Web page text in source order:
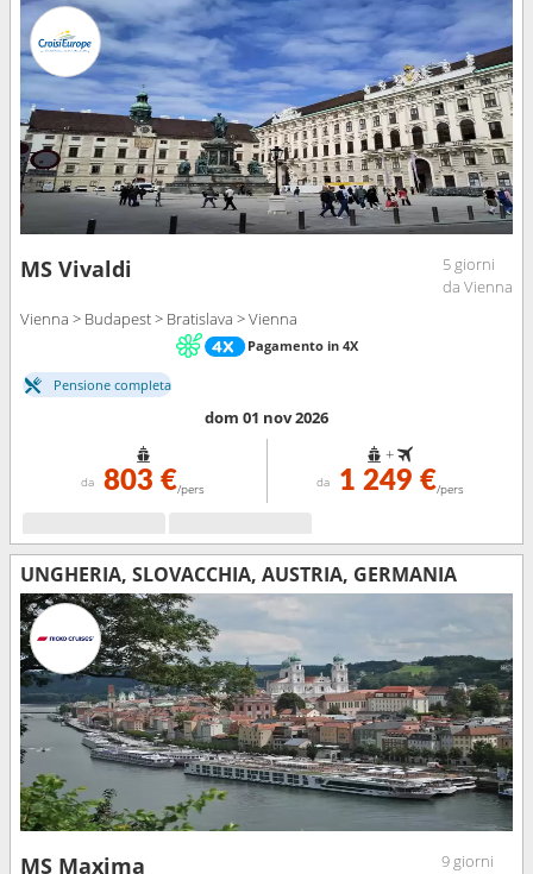
MS Vivaldi
5 giorni
da Vienna
Vienna > Budapest > Bratislava > Vienna
Pagamento in 4X
Pensione completa
dom 01 nov 2026
da 803 €/pers
+
da 1 249 €/pers
UNGHERIA, SLOVACCHIA, AUSTRIA, GERMANIA
MS Maxima
9 giorni